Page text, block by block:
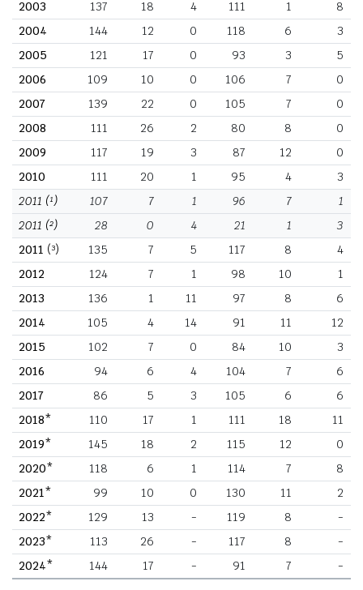
2003
137 18 4 111 1
8
2004
144 12 0 118 6
3
2005
121 17 0 93 3
5
2006
109 10 0 106 7
0
2007
139 22 0 105 7
0
2008
111 26 2 80 8
0
2009
117 19 3 87 12
0
2010
111 20 1 95 4
3
2011 (¹) 107 7 1 96 7
1
2011 (²) 28 0 4 21 1
3
2011 (³) 135 7 5 117 8
4
2012
124 7 1 98 10
1
2013
136 1 11 97 8
6
2014
105 4 14 91 11
12
2015
102 7 0 84 10
3
2016
94 6 4 104 7
6
2017
86 5 3 105 6
6
2018*
110 17 1 111 18
11
2019*
145 18 2 115 12
0
2020*
118 6 1 114 7
8
2021*
99 10 0 130 11
2
2022*
129 13 - 119 8
-
2023*
113 26 - 117 8
-
2024*
144 17 - 91 7 -